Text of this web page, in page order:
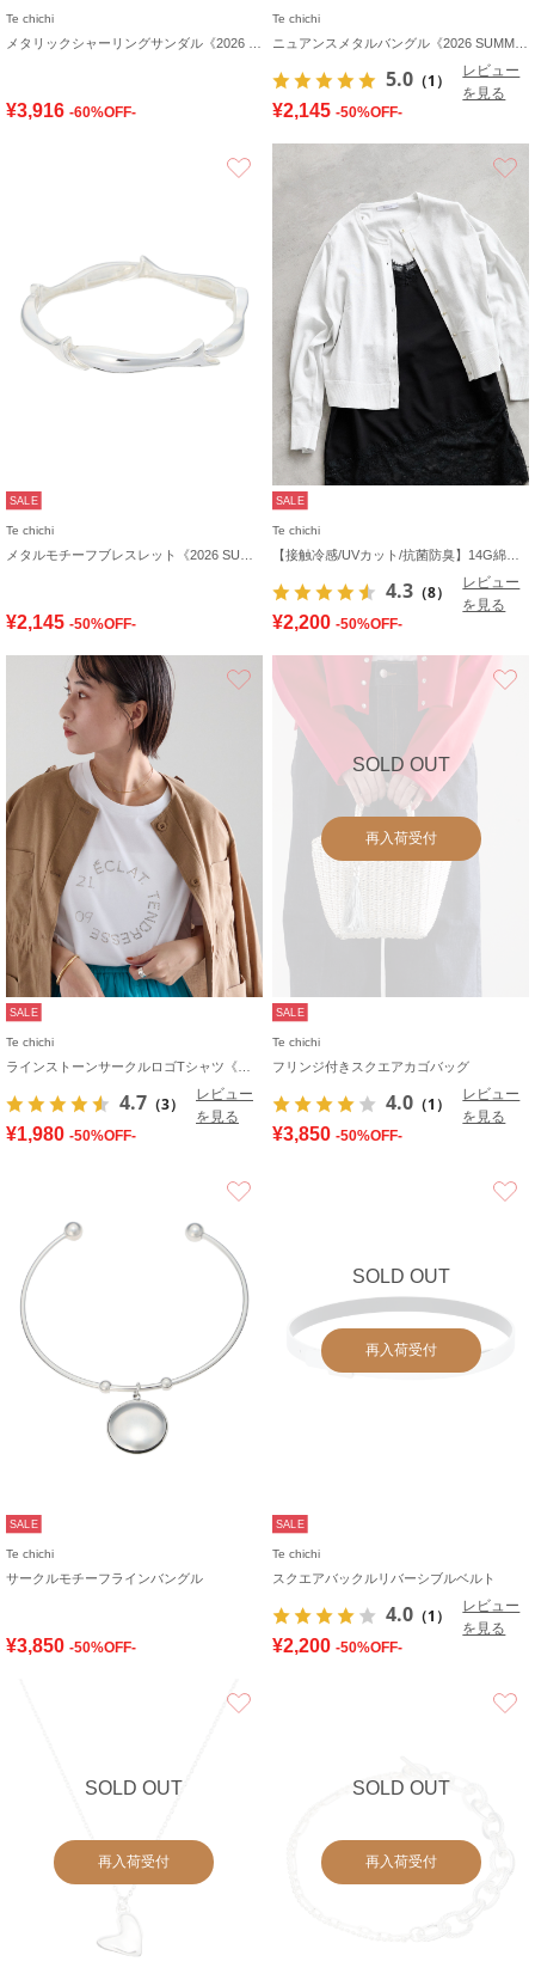
Te chichi
¥3,916 -60%OFF-
Te chichi
5.0 （1）
レビュー
を見る
¥2,145 -50%OFF-
SALE
Te chichi
¥2,145 -50%OFF-
SALE
Te chichi
4.3 （8）
レビュー
を見る
¥2,200 -50%OFF-
SALE
Te chichi
4.7 （3）
レビュー
を見る
¥1,980 -50%OFF-
SOLD OUT
再入荷受付
SALE
Te chichi
フリンジ付きスクエアカゴバッグ
4.0 （1）
レビュー
を見る
¥3,850 -50%OFF-
SALE
Te chichi
サークルモチーフラインバングル
¥3,850 -50%OFF-
SOLD OUT
再入荷受付
SALE
Te chichi
スクエアバックルリバーシブルベルト
4.0 （1）
レビュー
を見る
¥2,200 -50%OFF-
SOLD OUT
再入荷受付
SOLD OUT
再入荷受付